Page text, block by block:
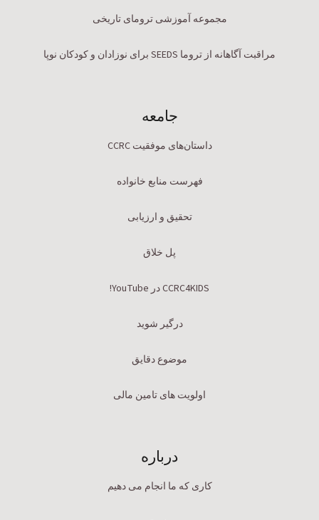
مجموعه آموزشی ترومای تاریخی
مراقبت آگاهانه از تروما SEEDS برای نوزادان و کودکان نوپا
جامعه
داستان‌های موفقیت CCRC
فهرست منابع خانواده
تحقیق و ارزیابی
پل خلاق
CCRC4KIDS در YouTube!
درگیر شوید
موضوع دقایق
اولویت های تامین مالی
درباره
کاری که ما انجام می دهیم